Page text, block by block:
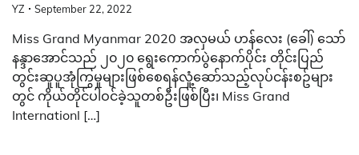
YZ September 22, 2022
Miss Grand Myanmar 2020 အလှမယ် ဟန်လေး (ခေါ်) သော်
နန္ဒာအောင်သည် ၂၀၂၀ ရွေးကောက်ပွဲနောက်ပိုင်း တိုင်းပြည်
တွင်းဆူပူအုံကြွမှုများဖြစ်စေရန်လှုံ့ဆော်သည့်လုပ်ငန်းစဥ်များ
တွင် ကိုယ်တိုင်ပါဝင်ခဲ့သူတစ်ဦးဖြစ်ပြီး၊ Miss Grand
Internationl […]